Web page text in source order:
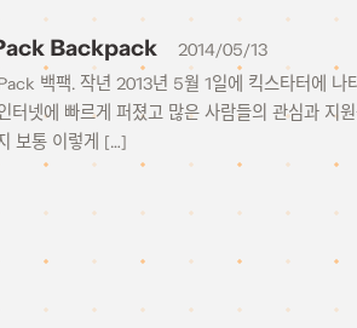
Backpack
2014/05/13
백팩. 작년 2013년 5월 1일에 킥스타터에 나
터넷에 빠르게 퍼졌고 많은 사람들의 관심과
보통 이렇게 […]